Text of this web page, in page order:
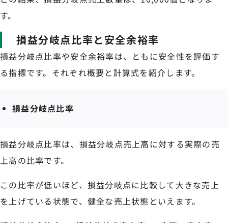
す。
損益分岐点比率と安全余裕率
損益分岐点比率や安全余裕率は、ともに安全性を評価す
る指標です。それぞれ概要と計算式を紹介します。
損益分岐点比率
損益分岐点比率は、損益分岐点売上高に対する実際の売
上高の比率です。
この比率が低いほど、損益分岐点に比較して大きな売上
を上げている状態で、健全な売上状態といえます。